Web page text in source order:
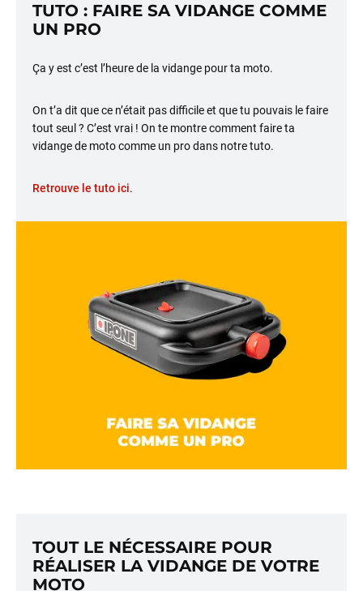
TUTO : FAIRE SA VIDANGE COMME
UN PRO
Ça y est c’est l’heure de la vidange pour ta moto.
On t’a dit que ce n’était pas difficile et que tu pouvais le faire
tout seul ? C’est vrai ! On te montre comment faire ta
vidange de moto comme un pro dans notre tuto.
Retrouve le tuto ici.
TOUT LE NÉCESSAIRE POUR
RÉALISER LA VIDANGE DE VOTRE
MOTO